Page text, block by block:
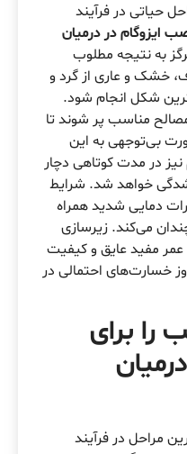
حیاتی در فرآیند
ایزوگام در درمیان
به نتیجه مطلوب
خشک و عاری از گرد و
شکل انجام شود.
مصالح مناسب پر شوند تا
بی‌توجهی به این
نیز در مدت کوتاهی دچار
خواهد شد. شرایط
دمایی شدید همراه
می‌کند. زیرسازی
عمر مفید عایق و کیفیت
خسارت‌های احتمالی در
را برای
مراحل در فرآیند